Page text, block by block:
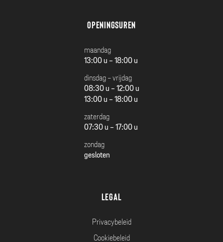
Openingsuren
maandag
13:00 u - 18:00 u
dinsdag - vrijdag
08:30 u - 12:00 u
13:00 u - 18:00 u
zaterdag
07:30 u - 17:00 u
zondag
gesloten
Legal
Privacybeleid
Cookiebeleid